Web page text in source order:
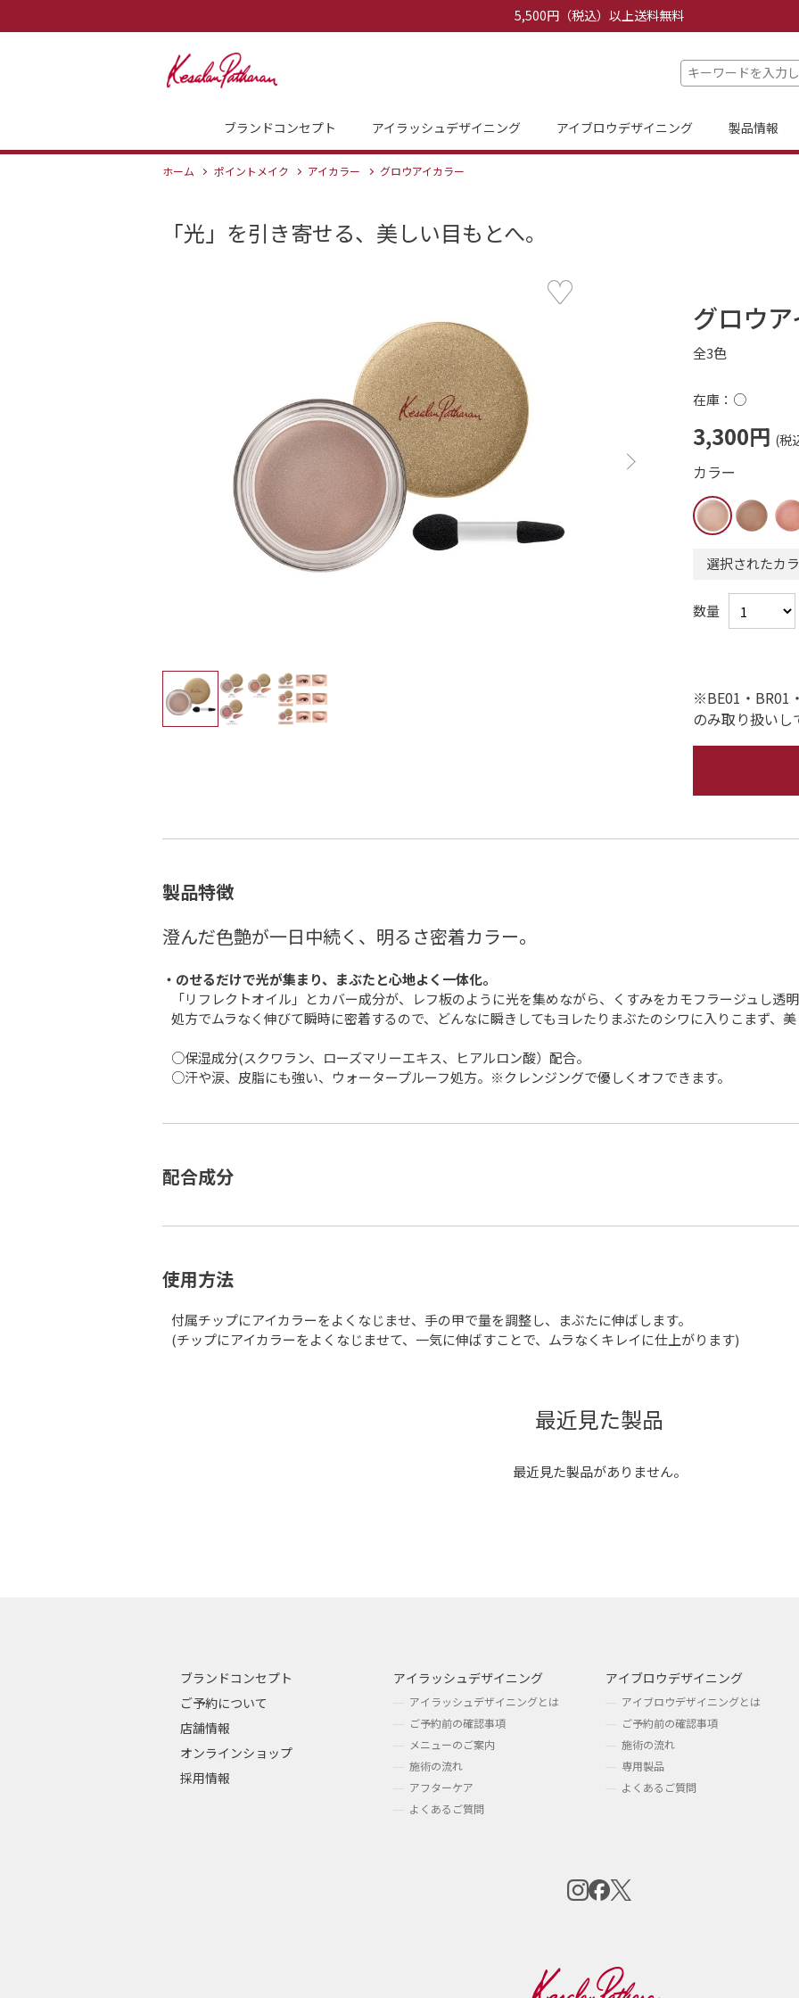
5,500円（税込）以上送料無料
ブランドコンセプト アイラッシュデザイニング アイブロウデザイニング 製品情報
ホーム ポイントメイク アイカラー グロウアイカラー
「光」を引き寄せる、美しい目もとへ。
グロウ
全3色
在庫：○
3,300円
カラー
選択されたカ
数量
※BE01・BR01
のみ取り扱いし
製品特徴
澄んだ色艶が一日中続く、明るさ密着カラー。
・のせるだけで光が集まり、まぶたと心地よく一体化。
「リフレクトオイル」とカバー成分が、レフ板のように光を集めながら、くすみをカモフラージュし透
処方でムラなく伸びて瞬時に密着するので、どんなに瞬きしてもヨレたりまぶたのシワに入りこまず、美
○保湿成分(スクワラン、ローズマリーエキス、ヒアルロン酸）配合。
○汗や涙、皮脂にも強い、ウォータープルーフ処方。※クレンジングで優しくオフできます。
配合成分
使用方法
付属チップにアイカラーをよくなじませ、手の甲で量を調整し、まぶたに伸ばします。
(チップにアイカラーをよくなじませて、一気に伸ばすことで、ムラなくキレイに仕上がります)
最近見た製品
最近見た製品がありません。
ブランドコンセプト
ご予約について
店舗情報
オンラインショップ
採用情報
アイラッシュデザイニング
アイラッシュデザイニングとは
ご予約前の確認事項
メニューのご案内
施術の流れ
アフターケア
よくあるご質問
アイブロウデザイニング
アイブロウデザイニングとは
ご予約前の確認事項
施術の流れ
専用製品
よくあるご質問